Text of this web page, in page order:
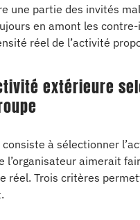
une partie des invités mal
en amont les
réel de l’activité
extérieure
à sélectionner
l’organisateur aimerait
réel. Trois critères